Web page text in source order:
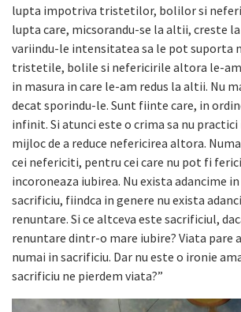
lupta impotriva tristetilor, bolilor si
lupta care, micsorandu-se la altii, creste
variindu-le intensitatea sa le pot suporta
tristetile, bolile si nefericirile altora le-
in masura in care le-am redus la altii. Nu
decat sporindu-le. Sunt fiinte care, in
infinit. Si atunci este o crima sa nu practici
mijloc de a reduce nefericirea altora.
cei nefericiti, pentru cei care nu pot fi
incoroneaza iubirea. Nu exista adancime
sacrificiu, fiindca in genere nu exista
renuntare. Si ce altceva este sacrificiul,
renuntare dintr-o mare iubire? Viata pare
numai in sacrificiu. Dar nu este o ironie
sacrificiu ne pierdem viata?”